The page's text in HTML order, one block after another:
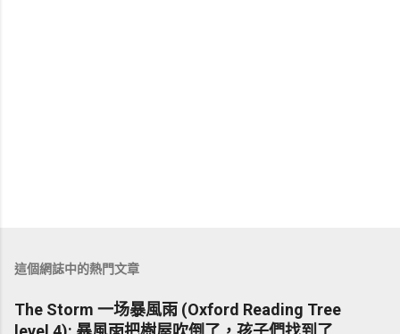
這個網誌中的熱門文章
The Storm 一场暴風雨 (Oxford Reading Tree